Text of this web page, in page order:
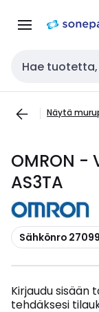
navigointiin
Haku
Näytä
OMRON
AS3TA
Kopioi
Sähkönro
Kirjaudu sisään
tehdäksesi